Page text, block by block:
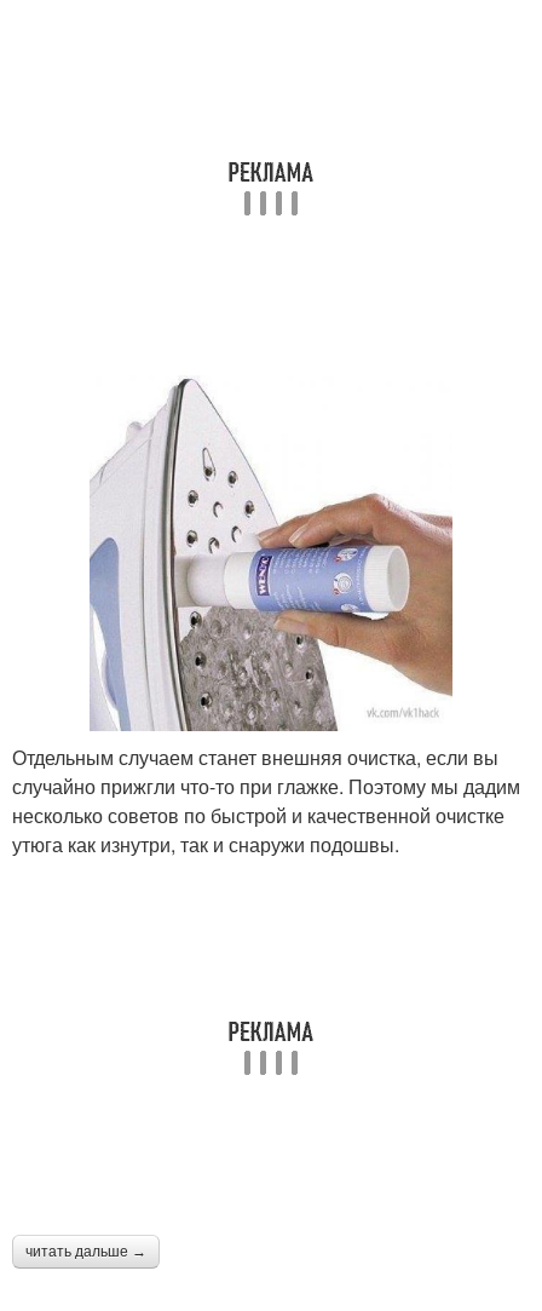
Отдельным случаем станет внешняя очистка, если вы
случайно прижгли что-то при глажке. Поэтому мы дадим
несколько советов по быстрой и качественной очистке
утюга как изнутри, так и снаружи подошвы.
читать дальше →